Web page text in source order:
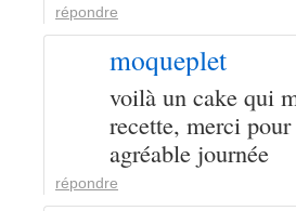
répondre
moqueplet
voilà un cake qui
recette, merci
agréable journée
répondre